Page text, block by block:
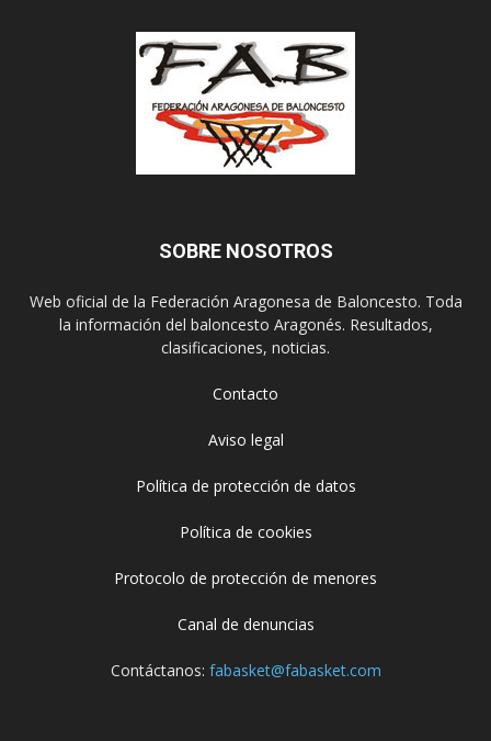
SOBRE NOSOTROS
Web oficial de la Federación Aragonesa de Baloncesto. Toda
la información del baloncesto Aragonés. Resultados,
clasificaciones, noticias.
Contacto
Aviso legal
Política de protección de datos
Política de cookies
Protocolo de protección de menores
Canal de denuncias
Contáctanos: fabasket@fabasket.com